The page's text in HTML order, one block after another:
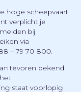
hoge scheepvaart
verplicht je
bij
via
– 79 70 800.
tevoren bekend
staat voorlopig